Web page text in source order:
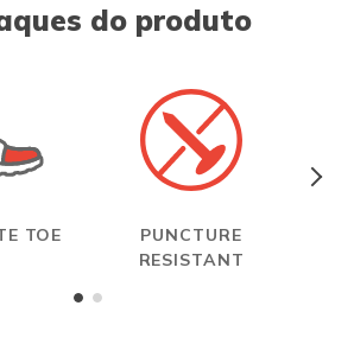
do produto
TOE
PUNCTURE
RESISTANT